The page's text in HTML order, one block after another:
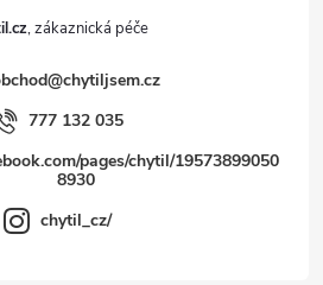
@chytiljsem.cz
777 132 035
pages/chytil/19573899050
8930
chytil_cz/